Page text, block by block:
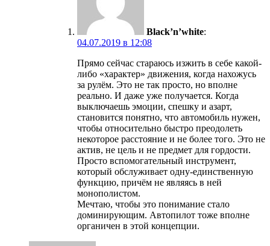
Black’n’white:
04.07.2019 в 12:08
Прямо сейчас стараюсь изжить в себе какой-
либо «характер» движения, когда нахожусь
за рулём. Это не так просто, но вполне
реально. И даже уже получается. Когда
выключаешь эмоции, спешку и азарт,
становится понятно, что автомобиль нужен,
чтобы относительно быстро преодолеть
некоторое расстояние и не более того. Это не
актив, не цель и не предмет для гордости.
Просто вспомогательный инструмент,
который обслуживает одну-единственную
функцию, причём не являясь в ней
монополистом.
Мечтаю, чтобы это понимание стало
доминирующим. Автопилот тоже вполне
органичен в этой концепции.